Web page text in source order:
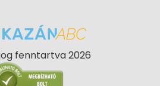
fenntartva 2026